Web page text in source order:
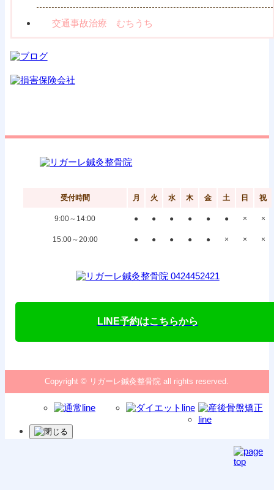
交通事故治療 むちうち
受付時間 月 火 水 木 金 土 日 祝
9:00～14:00 ● ● ● ● ● ● × ×
15:00～20:00 ● ● ● ● ● × × ×
LINE予約はこちらから
Copyright © リガーレ鍼灸整骨院 all rights reserved.